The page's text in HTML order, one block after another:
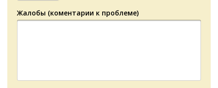
Жалобы (коментарии к проблеме)